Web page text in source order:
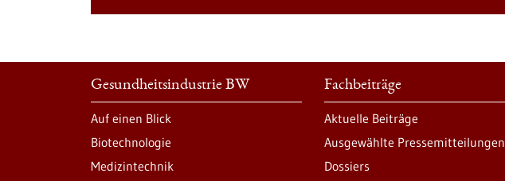
Gesundheitsindustrie BW
Auf einen Blick
Biotechnologie
Medizintechnik
Fachbeiträge
Aktuelle Beiträge
Ausgewählte Pressemitteilungen
Dossiers